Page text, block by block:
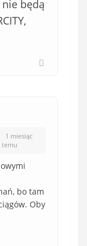
będą
1 miesiąc
temu
bo tam
Oby